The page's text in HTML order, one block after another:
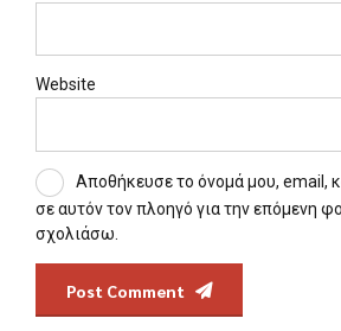
Website
Αποθήκευσε το όνομά μου, email,
σε αυτόν τον πλοηγό για την επόμενη
σχολιάσω.
Post Comment